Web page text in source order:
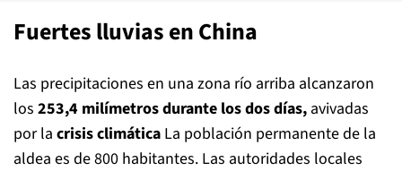
Fuertes lluvias en China
Las precipitaciones en una zona río arriba alcanzaron
los 253,4 milímetros durante los dos días, avivadas
por la crisis climática La población permanente de la
aldea es de 800 habitantes. Las autoridades locales